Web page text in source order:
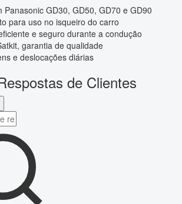
Panasonic GD30, GD50, GD70 e GD90
para uso no isqueiro do carro
e seguro durante a condução
garantia de qualidade
e deslocações diárias
de Clientes